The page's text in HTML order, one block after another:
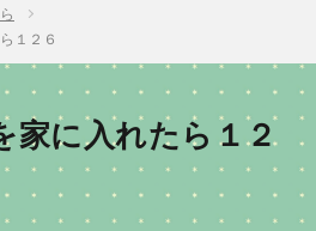
１２６
家に入れたら１２